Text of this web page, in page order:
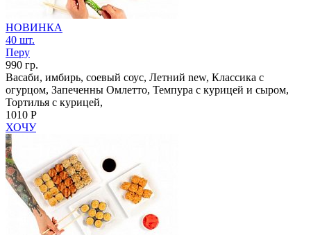
НОВИНКА
40 шт.
Перу
990 гр.
Васаби, имбирь, соевый соус, Летний new, Классика с
огурцом, Запеченны Омлетто, Темпура с курицей и сыром,
Тортилья с курицей,
1010 Р
ХОЧУ